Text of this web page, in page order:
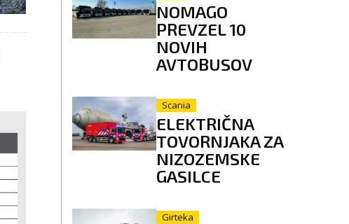
NOMAGO
PREVZEL 10
NOVIH
AVTOBUSOV
Scania
ELEKTRIČNA
TOVORNJAKA ZA
NIZOZEMSKE
GASILCE
Girteka